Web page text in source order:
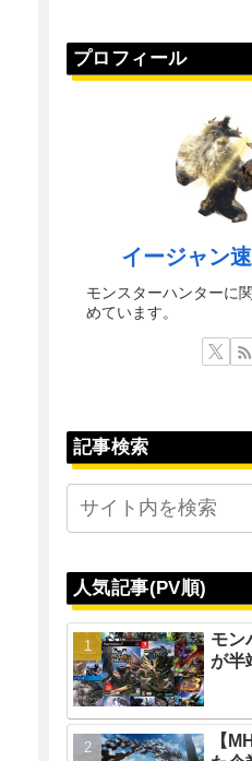
プロフィール
イージャン
モンスターハンターに
めています。
記事検索
人気記事(PV順)
モン
が半
【